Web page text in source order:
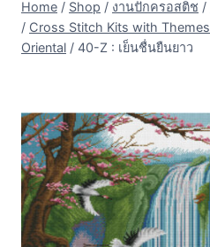
Home / Shop / งานปักครอสติช /
/ Cross Stitch Kits with Themes
Oriental / 40-Z : เย็นชื่นยืนยาว